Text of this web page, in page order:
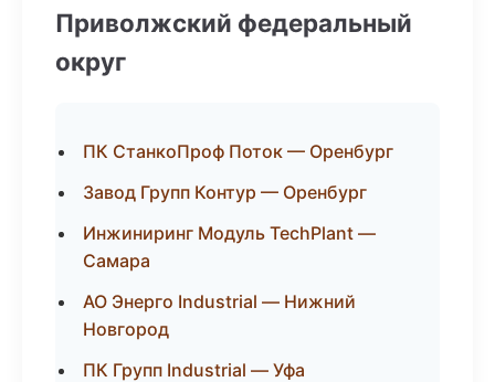
Приволжский федеральный
округ
ПК СтанкоПроф Поток — Оренбург
Завод Групп Контур — Оренбург
Инжиниринг Модуль TechPlant —
Самара
АО Энерго Industrial — Нижний
Новгород
ПК Групп Industrial — Уфа